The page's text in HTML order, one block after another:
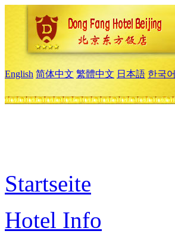
English 简体中文 繁體中文 日本語 한국어
Startseite
Hotel Info